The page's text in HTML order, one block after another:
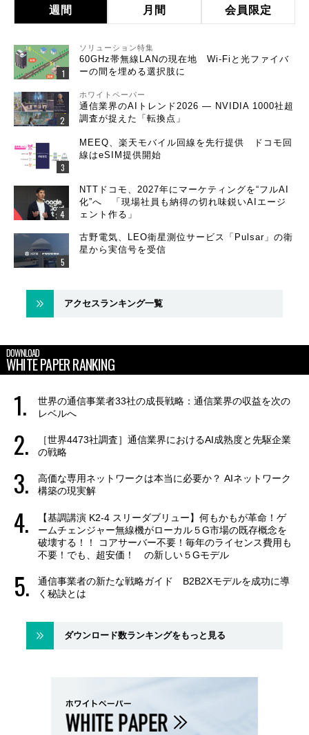
週間 月間 会員限定
ソリューション特集
60GHz帯無線LANの現在地 Wi-Fiと光ファイバ
ーの間を埋める選択肢に
ホワイトペーパー
通信業界のAIトレンド2026 ― NVIDIA 1000社超
調査が捉えた「転換点」
MEEQ、楽天モバイル回線を先行提供 ドコモ回
線はeSIM提供開始
NTTドコモ、2027年にマーケティングを“フルAI
化”へ 「現場社員も納得の切れ味鋭いAIエージ
ェント作る」
古野電気、LEO衛星測位サービス「Pulsar」の衛
星から実信号を受信
アクセスランキング一覧
DOWNLOAD
WHITE PAPER RANKING
世界の通信事業者33社の成長戦略：通信業界の収益を次の
レベルへ
［世界4473社調査］通信業界におけるAI成熟度と先駆企業
の戦略
高価な専用ネットワークは本当に必要か？ AIネットワーク
構築の現実解
【基調講演 K2-4 スリーダブリュー】何もかもが革命！ゲ
ームチェンジャー無線機がローカル５G市場の既存概念を
破壊する！！ コアサーバー不要！毎年のライセンス費用も
不要！でも、超安価！ の新しい５Gモデル
通信事業者の新たな戦略ガイド B2B2Xモデルを成功に導
く秘訣とは
ダウンロード数ランキングをもっと見る